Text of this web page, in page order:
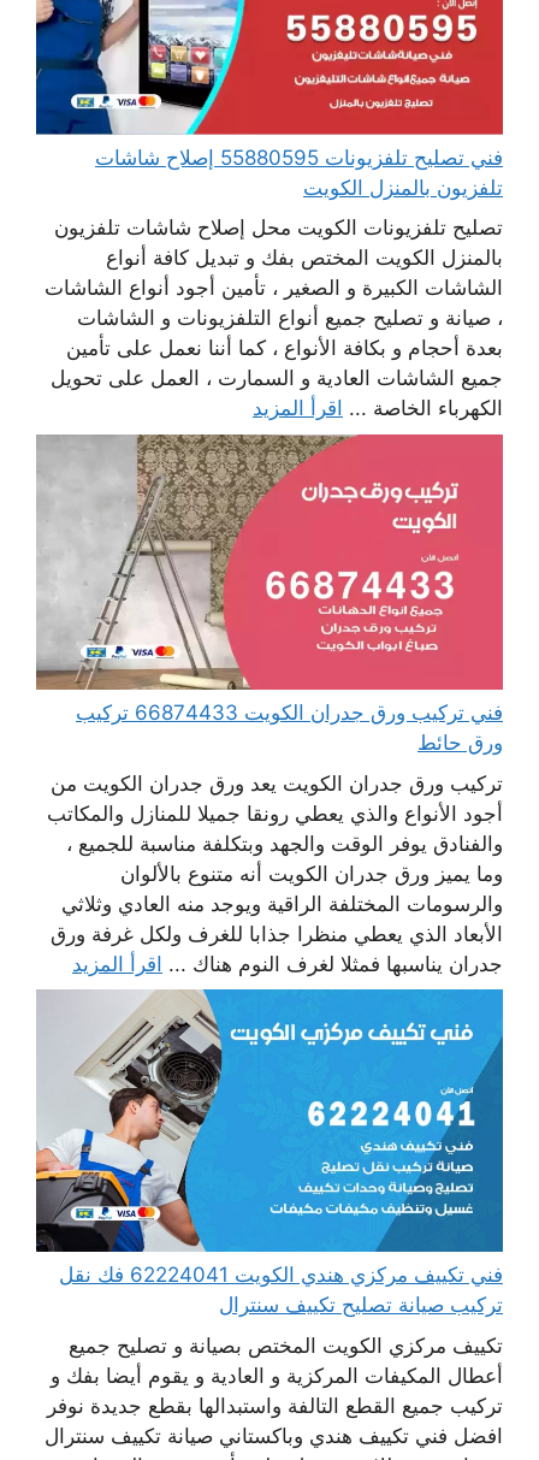
فني تصليح تلفزيونات 55880595 إصلاح شاشات
تلفزيون بالمنزل الكويت
تصليح تلفزيونات الكويت محل إصلاح شاشات تلفزيون
بالمنزل الكويت المختص بفك و تبديل كافة أنواع
الشاشات الكبيرة و الصغير ، تأمين أجود أنواع الشاشات
، صيانة و تصليح جميع أنواع التلفزيونات و الشاشات
بعدة أحجام و بكافة الأنواع ، كما أننا نعمل على تأمين
جميع الشاشات العادية و السمارت ، العمل على تحويل
الكهرباء الخاصة ... اقرأ المزيد
فني تركيب ورق جدران الكويت 66874433 تركيب
ورق حائط
تركيب ورق جدران الكويت يعد ورق جدران الكويت من
أجود الأنواع والذي يعطي رونقا جميلا للمنازل والمكاتب
والفنادق يوفر الوقت والجهد وبتكلفة مناسبة للجميع ،
وما يميز ورق جدران الكويت أنه متنوع بالألوان
والرسومات المختلفة الراقية ويوجد منه العادي وثلاثي
الأبعاد الذي يعطي منظرا جذابا للغرف ولكل غرفة ورق
جدران يناسبها فمثلا لغرف النوم هناك ... اقرأ المزيد
فني تكييف مركزي هندي الكويت 62224041 فك نقل
تركيب صيانة تصليح تكييف سنترال
تكييف مركزي الكويت المختص بصيانة و تصليح جميع
أعطال المكيفات المركزية و العادية و يقوم أيضا بفك و
تركيب جميع القطع التالفة واستبدالها بقطع جديدة نوفر
افضل فني تكييف هندي وباكستاني صيانة تكييف سنترال